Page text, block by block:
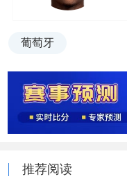
葡萄牙
推荐阅读